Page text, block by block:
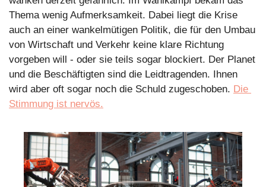
Thema wenig Aufmerksamkeit. Dabei liegt die Krise
auch an einer wankelmütigen Politik, die für den Umbau
von Wirtschaft und Verkehr keine klare Richtung
vorgeben will - oder sie teils sogar blockiert. Der Planet
und die Beschäftigten sind die Leidtragenden. Ihnen
wird aber oft sogar noch die Schuld zugeschoben. Die
Stimmung ist nervös.